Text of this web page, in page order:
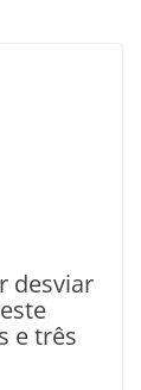
desviar
e três